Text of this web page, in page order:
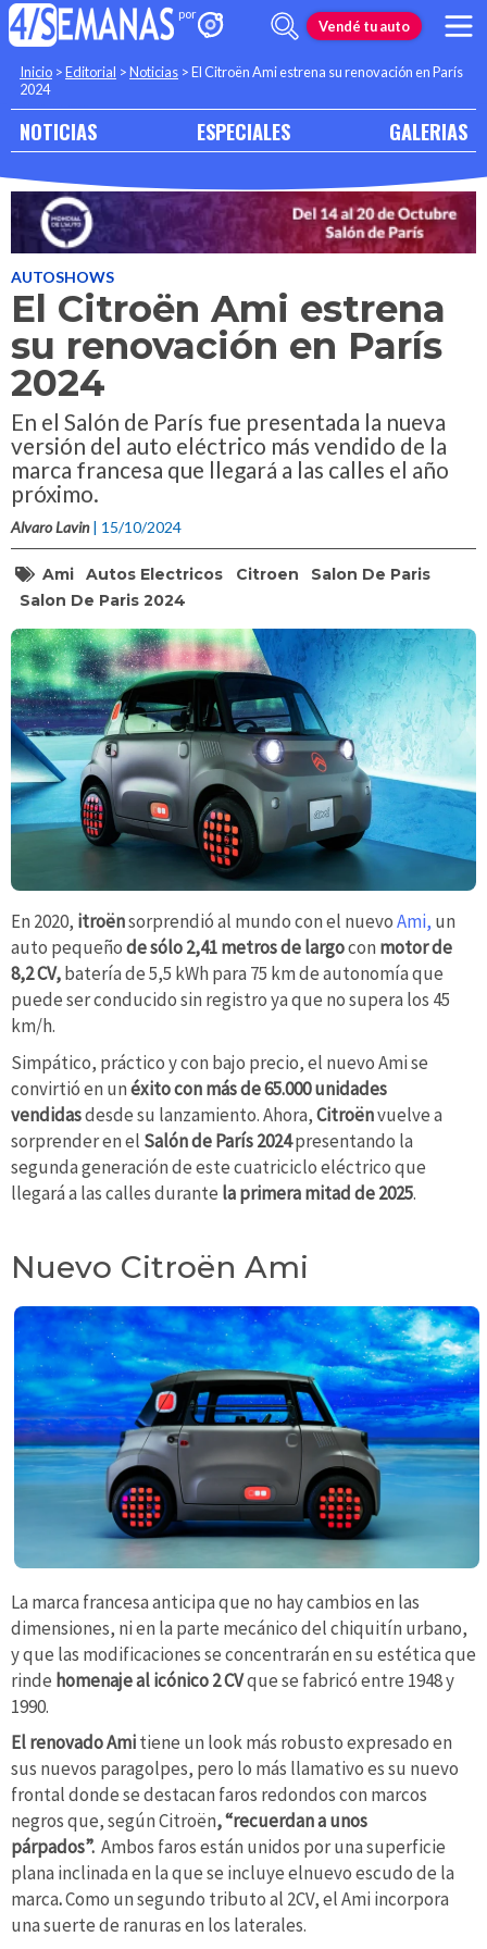
Vendé tu auto
Inicio >Editorial >Noticias >El Citroën Ami estrena su renovación en París
2024
NOTICIAS ESPECIALES GALERIAS
AUTOSHOWS
El Citroën Ami estrena
su renovación en París
2024
En el Salón de París fue presentada la nueva
versión del auto eléctrico más vendido de la
marca francesa que llegará a las calles el año
próximo.
Alvaro Lavin | 15/10/2024
Ami Autos Electricos Citroen
Salon De Paris
Salon De Paris 2024
En 2020, itroënsorprendió al mundo con el nuevoAmi, un
auto pequeñode sólo 2,41 metros de largocon motor de
8,2 CV,batería de 5,5 kWh para 75 km de autonomía que
puede ser conducido sin registro ya que no supera los 45
km/h.
Simpático, práctico y con bajo precio, el nuevo Ami se
convirtió en unéxito con más de 65.000 unidades
vendidasdesde su lanzamiento. Ahora,Citroënvuelve a
sorprender en el Salón de París 2024presentando la
segunda generación de este cuatriciclo eléctrico que
llegará a las calles durante la primera mitad de 2025.
Nuevo Citroën Ami
La marca francesa anticipa que no hay cambios en las
dimensiones, ni en la parte mecánico del chiquitín urbano,
y que las modificaciones se concentrarán en su estética que
rinde homenaje al icónico 2 CVque se fabricó entre 1948 y
1990.
El renovado Amitiene un look más robusto expresado en
sus nuevos paragolpes, pero lo más llamativo es su nuevo
frontal donde se destacan faros redondos con marcos
negros que, según Citroën, “recuerdan a unos
párpados”. Ambos faros están unidos por una superficie
plana inclinada en la que se incluye elnuevo escudo de la
marca.Como un segundo tributo al 2CV, el Ami incorpora
una suerte de ranuras en los laterales.